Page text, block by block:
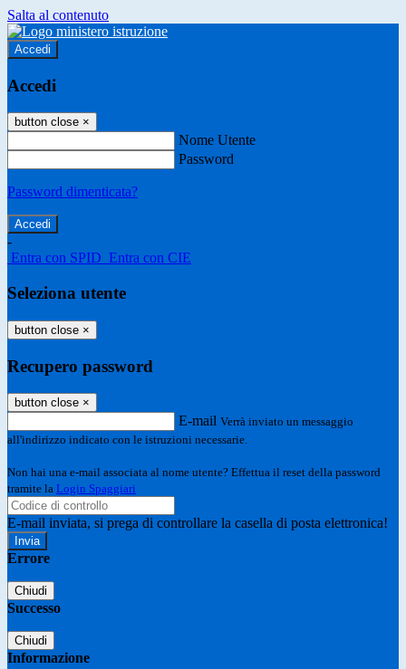
Salta al contenuto
Accedi
Accedi
button close ×
Nome Utente
Password
Password dimenticata?
-
Entra con SPID Entra con CIE
Seleziona utente
button close ×
Recupero password
button close ×
E-mail Verrà inviato un messaggio
all'indirizzo indicato con le istruzioni necessarie.
Non hai una e-mail associata al nome utente? Effettua il reset della password
tramite la Login Spaggiari
E-mail inviata, si prega di controllare la casella di posta elettronica!
Errore
Chiudi
Successo
Chiudi
Informazione